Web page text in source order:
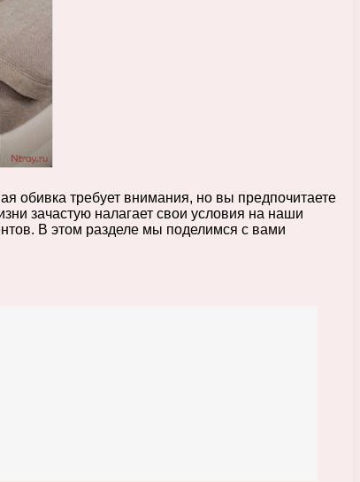
обивка требует внимания, но вы предпочитаете
зачастую налагает свои условия на наши
В этом разделе мы поделимся с вами